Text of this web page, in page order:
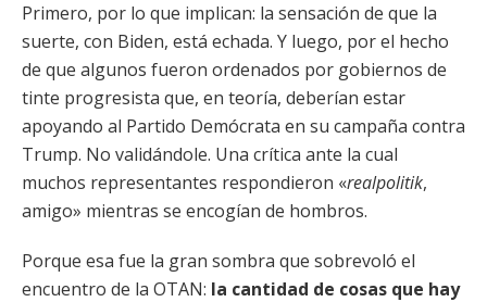
Primero, por lo que implican: la sensación de que la
suerte, con Biden, está echada. Y luego, por el hecho
de que algunos fueron ordenados por gobiernos de
tinte progresista que, en teoría, deberían estar
apoyando al Partido Demócrata en su campaña contra
Trump. No validándole. Una crítica ante la cual
muchos representantes respondieron «realpolitik,
amigo» mientras se encogían de hombros.
Porque esa fue la gran sombra que sobrevoló el
encuentro de la OTAN: la cantidad de cosas que hay